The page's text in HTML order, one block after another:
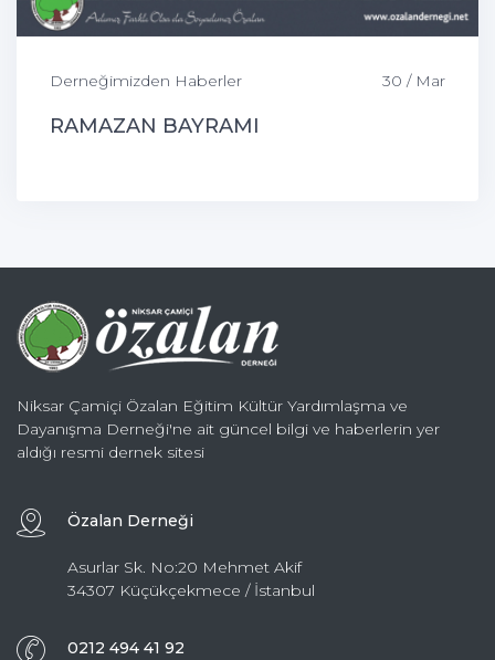
Derneğimizden Haberler 30 / Mar
RAMAZAN BAYRAMI
Niksar Çamiçi Özalan Eğitim Kültür Yardımlaşma ve
Dayanışma Derneği'ne ait güncel bilgi ve haberlerin yer
aldığı resmi dernek sitesi
Özalan Derneği
Asurlar Sk. No:20 Mehmet Akif
34307 Küçükçekmece / İstanbul
0212 494 41 92